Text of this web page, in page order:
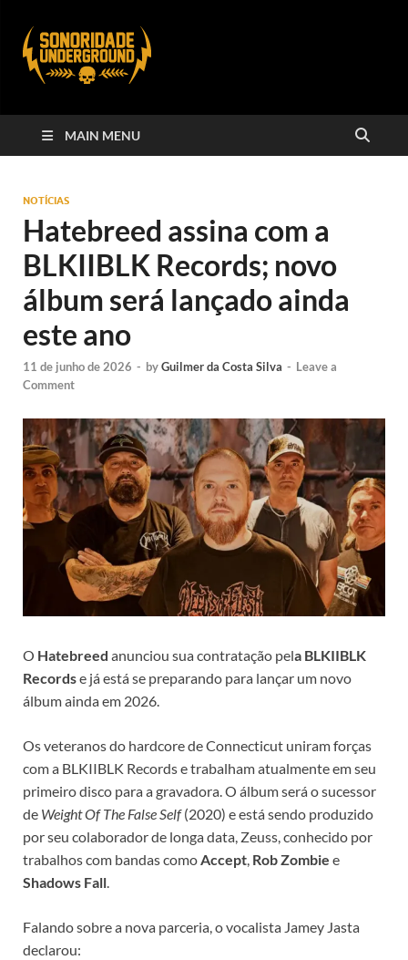
MAIN MENU
NOTÍCIAS
Hatebreed assina com a
BLKIIBLK Records; novo
álbum será lançado ainda
este ano
11 de junho de 2026 - byGuilmer da Costa Silva - Leave a
Comment
O Hatebreed anunciou sua contratação pela BLKIIBLK
Recordse já está se preparando para lançar um novo
álbum ainda em 2026.
Os veteranos do hardcore de Connecticut uniram forças
com a BLKIIBLK Records e trabalham atualmente em seu
primeiro disco para a gravadora. O álbum será o sucessor
de Weight Of The False Self(2020) e está sendo produzido
por seu colaborador de longa data, Zeuss, conhecido por
trabalhos com bandas comoAccept, Rob Zombie e
Shadows Fall.
Falando sobre a nova parceria, o vocalista Jamey Jasta
declarou: